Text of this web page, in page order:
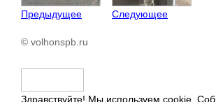
Предыдущее Следующее
© volhonspb.ru
Здравствуйте! Мы используем cookie.